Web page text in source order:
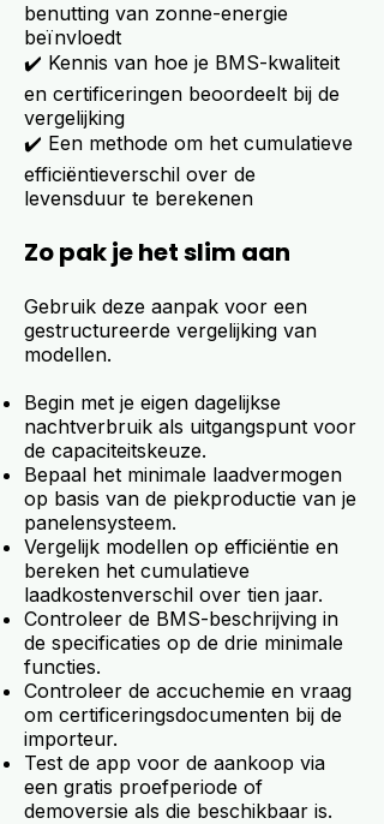
benutting van zonne-energie
beïnvloedt
✔️ Kennis van hoe je BMS-kwaliteit
en certificeringen beoordeelt bij de
vergelijking
✔️ Een methode om het cumulatieve
efficiëntieverschil over de
levensduur te berekenen
Zo pak je het slim aan
Gebruik deze aanpak voor een
gestructureerde vergelijking van
modellen.
Begin met je eigen dagelijkse
nachtverbruik als uitgangspunt voor
de capaciteitskeuze.
Bepaal het minimale laadvermogen
op basis van de piekproductie van je
panelensysteem.
Vergelijk modellen op efficiëntie en
bereken het cumulatieve
laadkostenverschil over tien jaar.
Controleer de BMS-beschrijving in
de specificaties op de drie minimale
functies.
Controleer de accuchemie en vraag
om certificeringsdocumenten bij de
importeur.
Test de app voor de aankoop via
een gratis proefperiode of
demoversie als die beschikbaar is.